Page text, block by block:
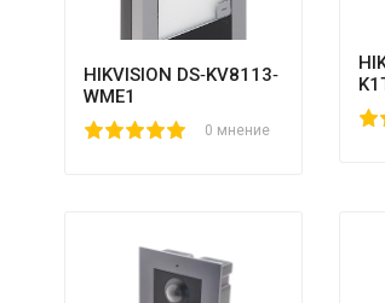
HIKVISION DS‐KV8113‐
WME1
0 мнение
100